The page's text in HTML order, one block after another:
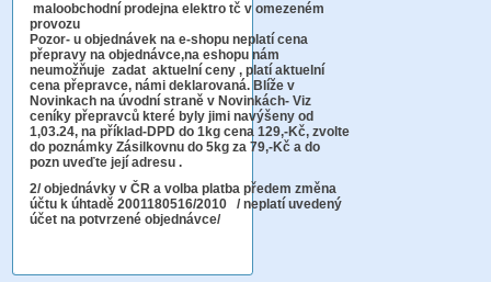
maloobchodní prodejna elektro tč v omezeném
provozu
Pozor- u objednávek na e-shopu neplatí cena
přepravy na objednávce,na eshopu nám
neumožňuje zadat aktuelní ceny , platí aktuelní
cena přepravce, námi deklarovaná. Blíže v
Novinkach na úvodní straně v Novinkách- Viz
ceníky přepravců které byly jimi navýšeny od
1,03.24, na příklad-DPD do 1kg cena 129,-Kč, zvolte
do poznámky Zásilkovnu do 5kg za 79,-Kč a do
pozn uveďte její adresu .
2/ objednávky v ČR a volba platba předem změna
účtu k úhtadě 2001180516/2010 / neplatí uvedený
účet na potvrzené objednávce/